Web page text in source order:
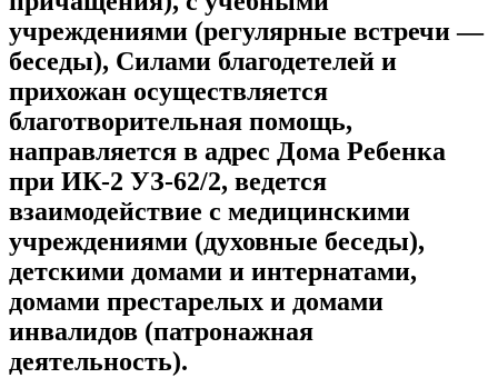
учреждениями (регулярные встречи —
беседы), Силами благодетелей и
прихожан осуществляется
благотворительная помощь,
направляется в адрес Дома Ребенка
при ИК-2 УЗ-62/2, ведется
взаимодействие с медицинскими
учреждениями (духовные беседы),
детскими домами и интернатами,
домами престарелых и домами
инвалидов (патронажная
деятельность).